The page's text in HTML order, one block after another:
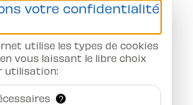
bancaires
Gros-de-Vaud
8002 0751 5376 4
Ecole Pittet SA
Olivier 23 1006 Lausanne
votre confidentialité
utilise les types de cookies
vous laissant le libre choix
utilisation:
?